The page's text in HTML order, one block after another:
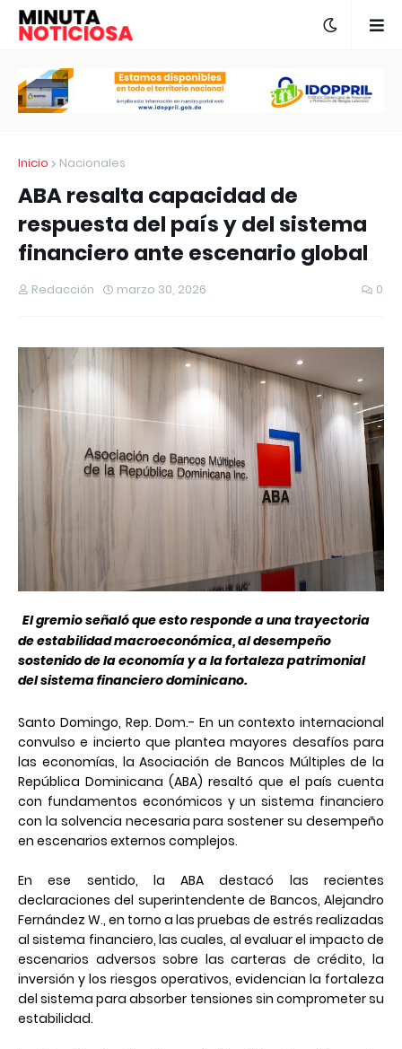
Inicio Nacionales
ABA resalta capacidad de
respuesta del país y del sistema
financiero ante escenario global
Redacción marzo 30, 2026 0
El gremio señaló que esto responde a una trayectoria
de estabilidad macroeconómica, al desempeño
sostenido de la economía y a la fortaleza patrimonial
del sistema financiero dominicano.
Santo Domingo, Rep. Dom.- En un contexto internacional
convulso e incierto que plantea mayores desafíos para
las economías, la Asociación de Bancos Múltiples de la
República Dominicana (ABA) resaltó que el país cuenta
con fundamentos económicos y un sistema financiero
con la solvencia necesaria para sostener su desempeño
en escenarios externos complejos.
En ese sentido, la ABA destacó las recientes
declaraciones del superintendente de Bancos, Alejandro
Fernández W., en torno a las pruebas de estrés realizadas
al sistema financiero, las cuales, al evaluar el impacto de
escenarios adversos sobre las carteras de crédito, la
inversión y los riesgos operativos, evidencian la fortaleza
del sistema para absorber tensiones sin comprometer su
estabilidad.